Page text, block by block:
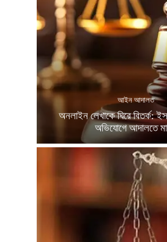
আইন আদালত
অনলাইন লেখাকে ঘিরে বিতর্ক:
অভিযোগে আদালতে